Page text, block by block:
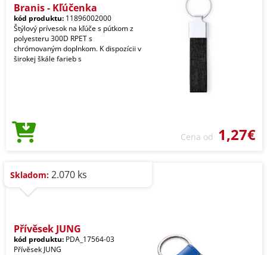
Branis - Kľúčenka
kód produktu: 11896002000
Štýlový prívesok na kľúče s pútkom z
polyesteru 300D RPET s
chrómovaným doplnkom. K dispozícii v
širokej škále farieb s
Cena od 1,27€
Skladom: 2.070 ks
Přívěsek JUNG
kód produktu: PDA_17564-03
Přívěsek JUNG